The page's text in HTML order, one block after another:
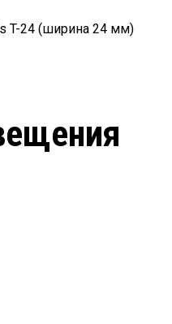
T-24 (ширина 24 мм)